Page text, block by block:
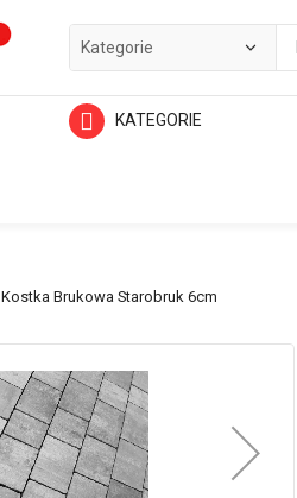
KATEGORIE
Kostka Brukowa Starobruk 6cm